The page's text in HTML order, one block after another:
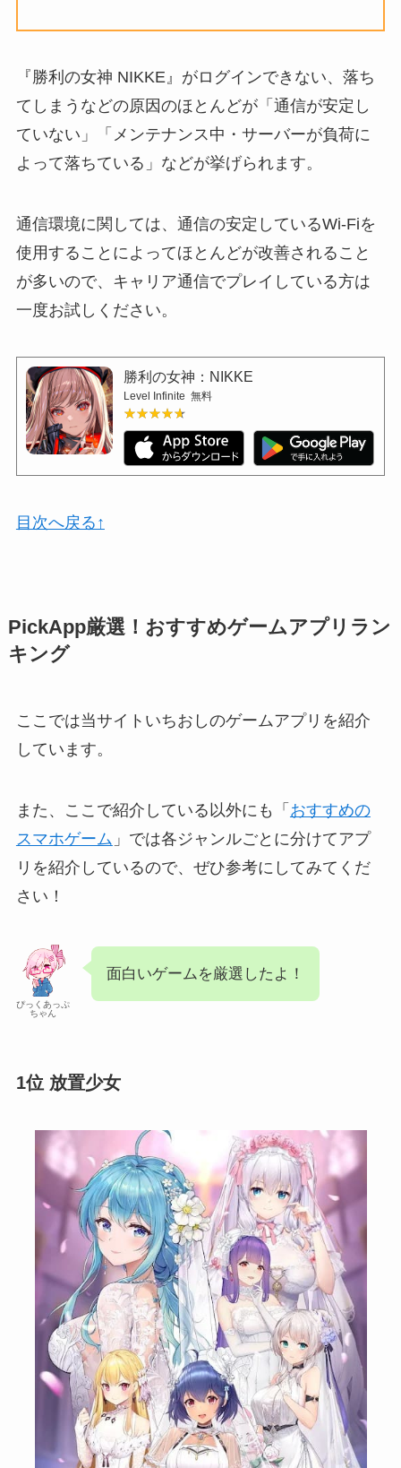
『勝利の女神 NIKKE』がログインできない、落ち
てしまうなどの原因のほとんどが「通信が安定し
ていない」「メンテナンス中・サーバーが負荷に
よって落ちている」などが挙げられます。
通信環境に関しては、通信の安定しているWi-Fiを
使用することによってほとんどが改善されること
が多いので、キャリア通信でプレイしている方は
一度お試しください。
勝利の女神：NIKKE
Level Infinite 無料
★★★★★
★★★★★
目次へ戻る↑
PickApp厳選！おすすめゲームアプリラン
キング
ここでは当サイトいちおしのゲームアプリを紹介
しています。
また、ここで紹介している以外にも「 おすすめの
スマホゲーム 」では各ジャンルごとに分けてアプ
リを紹介しているので、ぜひ参考にしてみてくだ
さい！
ぴっくあっぷ
ちゃん
面白いゲームを厳選したよ！
1位 放置少女